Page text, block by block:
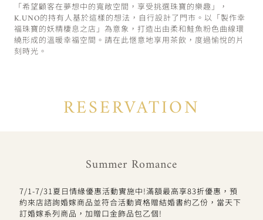
「希望顧客在夢想中的寬敞空間，享受挑選珠寶的樂趣」，
K.UNO的持有人基於這樣的想法，自行設計了門市。以「製作幸
福珠寶的妖精棲息之店」為意象，打造出由柔和鮭魚粉色曲線環
繞形成的溫暖幸福空間。請在此愜意地享用茶飲，度過愉悅的片
刻時光。
RESERVATION
Summer Romance
7/1-7/31夏日情緣優惠活動實施中!滿額最高享83折優惠，預
約來店諮詢婚嫁商品並符合活動資格贈結婚書約乙份，當天下
訂婚嫁系列商品，加贈口金飾品包乙個!